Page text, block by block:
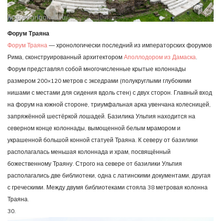
Форум Траяна
Форум Траяна — хронологически последний из императорских форумов
Рима, сконструированный архитектором Аполлодором из Дамаска.
Форум представлял собой многочисленные крытые колоннады
размером 200×120 метров с экседрами (полукруглыми глубокими
нишами с местами для сидения вдоль стен) с двух сторон. Главный вход
на форум на южной стороне, триумфальная арка увенчана колесницей,
запряжённой шестёркой лошадей. Базилика Ульпия находится на
северном конце колоннады, вымощенной белым мрамором и
украшенной большой конной статуей Траяна. К северу от базилики
располагалась меньшая колоннада и храм, посвящённый
божественному Траяну. Строго на севере от базилики Ульпия
располагались две библиотеки, одна с латинскими документами, другая
с греческими. Между двумя библиотеками стояла 38 метровая колонна
Траяна.
30.